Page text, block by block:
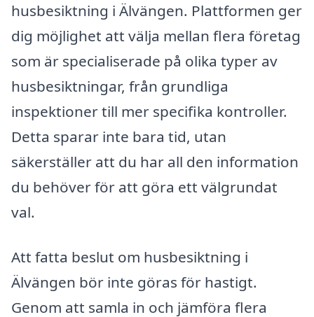
husbesiktning i Älvängen. Plattformen ger
dig möjlighet att välja mellan flera företag
som är specialiserade på olika typer av
husbesiktningar, från grundliga
inspektioner till mer specifika kontroller.
Detta sparar inte bara tid, utan
säkerställer att du har all den information
du behöver för att göra ett välgrundat
val.
Att fatta beslut om husbesiktning i
Älvängen bör inte göras för hastigt.
Genom att samla in och jämföra flera